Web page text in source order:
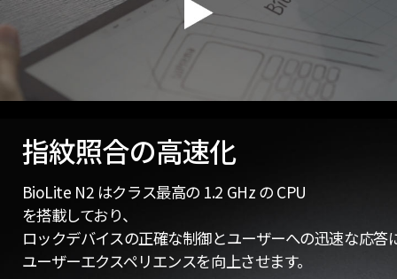
指紋照合の高速化
BioLite N2 はクラス最高の 1.2 GHz の CPU
を搭載しており、
ロックデバイスの正確な制御とユーザーへの迅速な応答
ユーザーエクスペリエンスを向上させます。